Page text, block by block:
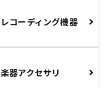
レコーディング機器
楽器アクセサリ